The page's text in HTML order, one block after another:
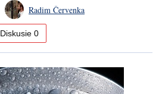
Radim Červenka
Diskusie 0